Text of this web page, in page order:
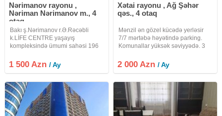
Nərimanov rayonu ,
Nəriman Nərimanov m., 4
otaq
Bakı ş.Nərimanov r.Ə.Rəcəbli
k.LİFE CENTRE yaşayış
kompleksində ümumi sahəsi 196
cü mərtəbəsində yerləşən 4 otaqlı
mənzil kirayə verilir.Mənzilin
1 500 Azn/ Ay
Xətai rayonu , Ağ Şəhər
qəs., 4 otaq
Mənzil ən gözel kücədə yerləsir
7/7 mərtəbə həyətində parking.
Komunallar yüksək səviyyədə. 3
2 000 Azn/ Ay